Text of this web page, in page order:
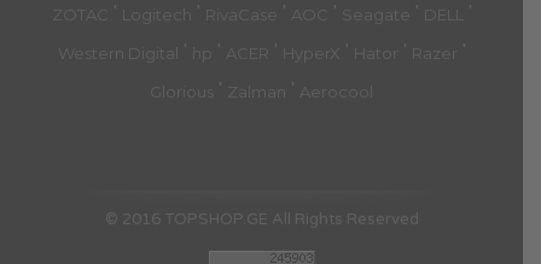
ZOTAC ' Logitech ' RivaCase ' AOC ' Seagate ' DELL '
Western Digital ' hp ' ACER ' HyperX ' Hator ' Razer '
Glorious ' Zalman ' Aerocool
© 2016 TOPSHOP.GE All Rights Reserved